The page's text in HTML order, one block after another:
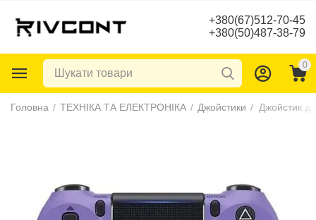
+380(67)512-70-45
+380(50)487-38-79
0
Головна / ТЕХНІКА ТА ЕЛЕКТРОНІКА / Джойстики / Джойстик